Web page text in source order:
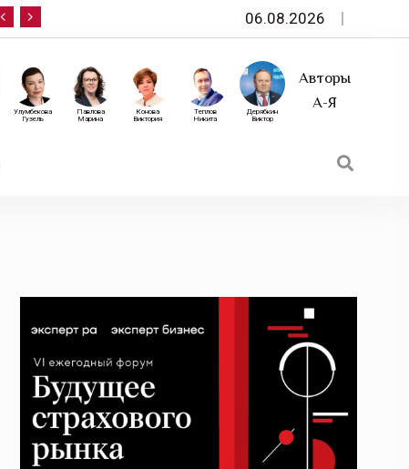
10 сентября — «Эксперт РА» приглашает на
06.08.2026
Авторы
А-Я
Дерябкин
Виктор
Теплов
Никита
Конова
Виктория
Павлова
Марина
Улумбекова
Гузель